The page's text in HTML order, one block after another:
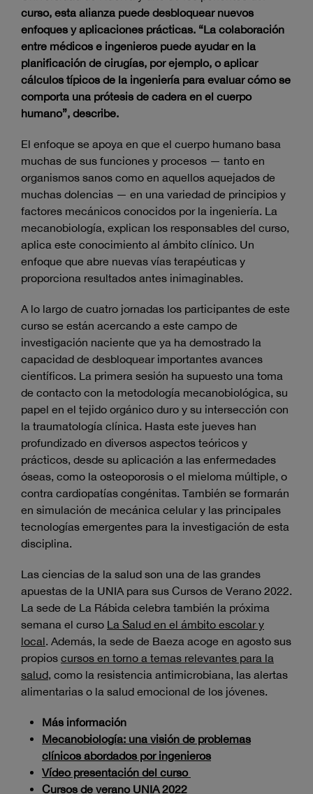
curso, esta alianza puede desbloquear nuevos
enfoques y aplicaciones prácticas. “La colaboración
entre médicos e ingenieros puede ayudar en la
planificación de cirugías, por ejemplo, o aplicar
cálculos típicos de la ingeniería para evaluar cómo se
comporta una prótesis de cadera en el cuerpo
humano”, describe.
El enfoque se apoya en que el cuerpo humano basa
muchas de sus funciones y procesos — tanto en
organismos sanos como en aquellos aquejados de
muchas dolencias — en una variedad de principios y
factores mecánicos conocidos por la ingeniería. La
mecanobiología, explican los responsables del curso,
aplica este conocimiento al ámbito clínico. Un
enfoque que abre nuevas vías terapéuticas y
proporciona resultados antes inimaginables.
A lo largo de cuatro jornadas los participantes de este
curso se están acercando a este campo de
investigación naciente que ya ha demostrado la
capacidad de desbloquear importantes avances
científicos. La primera sesión ha supuesto una toma
de contacto con la metodología mecanobiológica, su
papel en el tejido orgánico duro y su intersección con
la traumatología clínica. Hasta este jueves han
profundizado en diversos aspectos teóricos y
prácticos, desde su aplicación a las enfermedades
óseas, como la osteoporosis o el mieloma múltiple, o
contra cardiopatías congénitas. También se formarán
en simulación de mecánica celular y las principales
tecnologías emergentes para la investigación de esta
disciplina.
Las ciencias de la salud son una de las grandes
apuestas de la UNIA para sus Cursos de Verano 2022.
La sede de La Rábida celebra también la próxima
semana el curso La Salud en el ámbito escolar y
local. Además, la sede de Baeza acoge en agosto sus
propios cursos en torno a temas relevantes para la
salud, como la resistencia antimicrobiana, las alertas
alimentarias o la salud emocional de los jóvenes.
Más información
Mecanobiología: una visión de problemas
clínicos abordados por ingenieros
Vídeo presentación del curso
Cursos de verano UNIA 2022